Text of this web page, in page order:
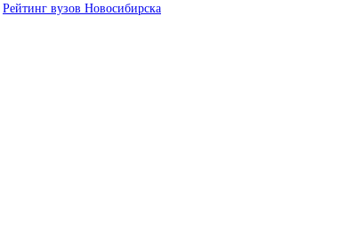
Рейтинг вузов Новосибирска